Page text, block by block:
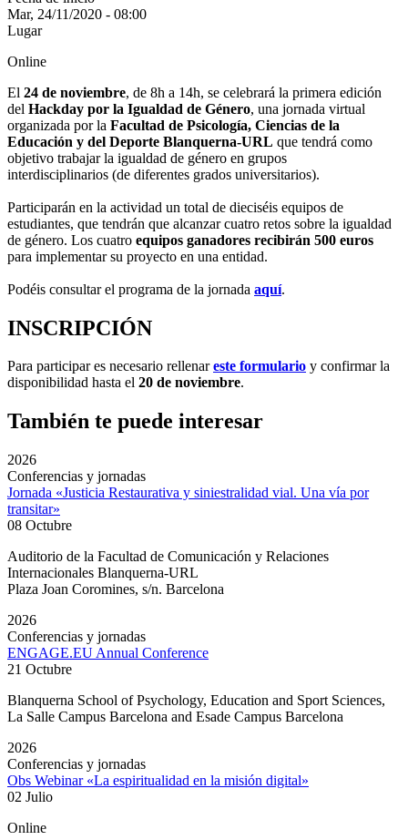
Mar, 24/11/2020 - 08:00
Lugar
Online
El 24 de noviembre, de 8h a 14h, se celebrará la primera edición
del Hackday por la Igualdad de Género, una jornada virtual
organizada por la Facultad de Psicología, Ciencias de la
Educación y del Deporte Blanquerna-URL que tendrá como
objetivo trabajar la igualdad de género en grupos
interdisciplinarios (de diferentes grados universitarios).
Participarán en la actividad un total de dieciséis equipos de
estudiantes, que tendrán que alcanzar cuatro retos sobre la igualdad
de género. Los cuatro equipos ganadores recibirán 500 euros
para implementar su proyecto en una entidad.
Podéis consultar el programa de la jornada aquí.
INSCRIPCIÓN
Para participar es necesario rellenareste formulario y confirmar la
disponibilidad hasta el 20 de noviembre.
También te puede interesar
2026
Conferencias y jornadas
Jornada «Justicia Restaurativa y siniestralidad vial. Una vía por
transitar»
08 Octubre
Auditorio de la Facultad de Comunicación y Relaciones
Internacionales Blanquerna-URL
Plaza Joan Coromines, s/n. Barcelona
2026
Conferencias y jornadas
ENGAGE.EU Annual Conference
21 Octubre
Blanquerna School of Psychology, Education and Sport Sciences,
La Salle Campus Barcelona and Esade Campus Barcelona
2026
Conferencias y jornadas
Obs Webinar «La espiritualidad en la misión digital»
02 Julio
Online